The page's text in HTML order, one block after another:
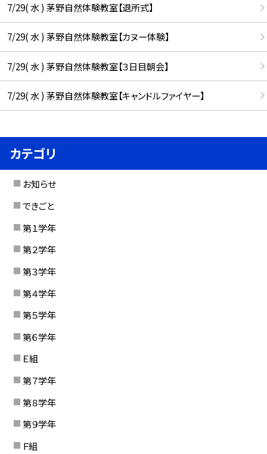
7/29( 水 ) 茅野自然体験教室【退所式】
7/29( 水 ) 茅野自然体験教室【カヌー体験】
7/29( 水 ) 茅野自然体験教室【３日目朝会】
7/29( 水 ) 茅野自然体験教室【キャンドルファイヤー】
カテゴリ
お知らせ
できごと
第１学年
第２学年
第３学年
第４学年
第５学年
第６学年
Ｅ組
第７学年
第８学年
第９学年
Ｆ組